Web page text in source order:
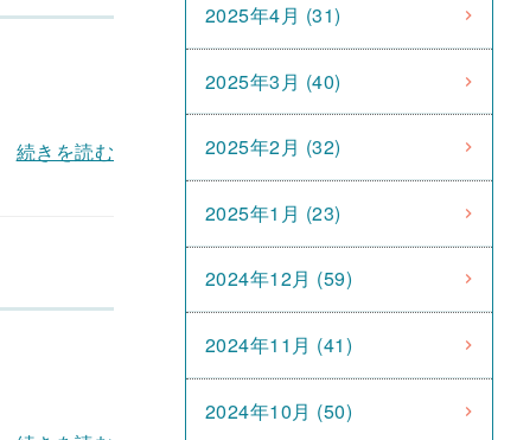
続きを読む
2025年4月 (31)
2025年3月 (40)
2025年2月 (32)
2025年1月 (23)
2024年12月 (59)
2024年11月 (41)
2024年10月 (50)